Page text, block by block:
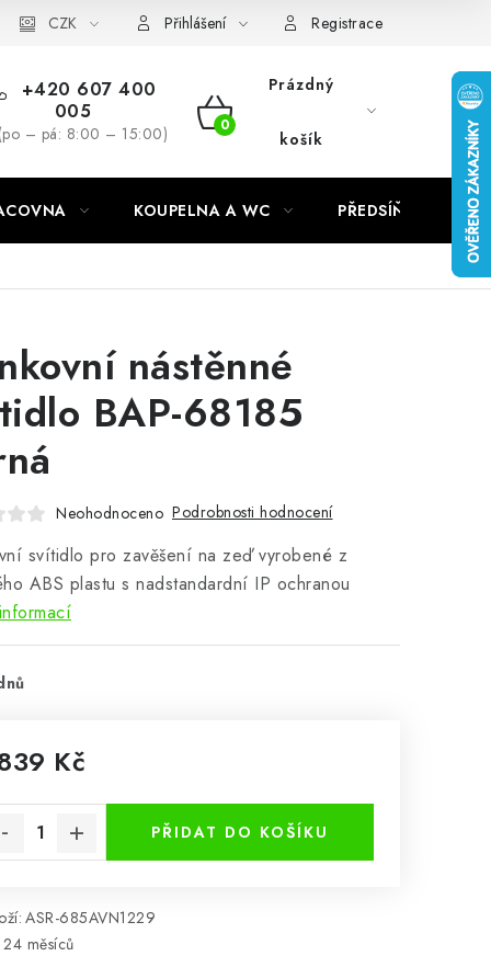
CZK Přihlášení Registrace
+420 607 400
005
– pá: 8:00 – 15:00)
NÁKUPNÍ
Prázdný
košík
KOUPELNA A WC PŘEDSÍŇ
nástěnné
BAP-68185
Neohodnoceno Podrobnosti hodnocení
svítidlo pro zavěšení na zeď vyrobené z
ABS plastu s nadstandardní IP ochranou
Kč
PŘIDAT DO KOŠÍKU
ASR-685AVN1229
24 měsíců